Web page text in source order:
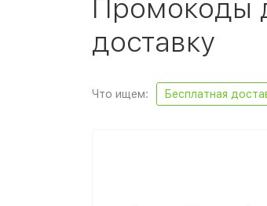
Промокоды
доставку
Что ищем: Бесплатная